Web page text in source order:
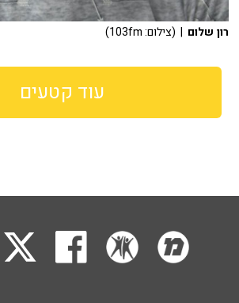
רון שלום | (צילום: 103fm)
עוד קטעים